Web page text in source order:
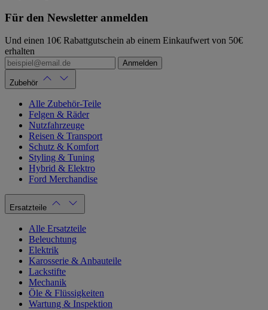
Für den Newsletter anmelden
Und einen 10€ Rabattgutschein ab einem Einkaufwert von 50€
erhalten
Anmelden
Zubehör
Alle Zubehör-Teile
Felgen & Räder
Nutzfahrzeuge
Reisen & Transport
Schutz & Komfort
Styling & Tuning
Hybrid & Elektro
Ford Merchandise
Ersatzteile
Alle Ersatzteile
Beleuchtung
Elektrik
Karosserie & Anbauteile
Lackstifte
Mechanik
Öle & Flüssigkeiten
Wartung & Inspektion